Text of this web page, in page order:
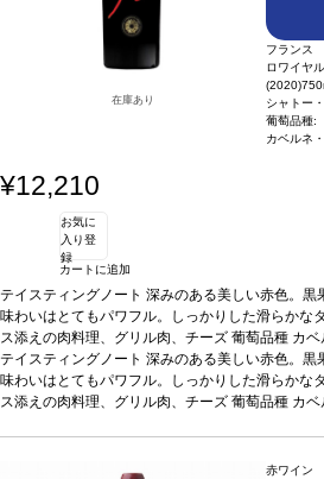
在庫あり
フランス
ロワイヤ
(2020)
シャトー
葡萄品種:
カベルネ
¥12,210
お気に
入り登
録
カートに追加
テイスティングノート 深みのある美しい赤色。黒
味わいはとてもパワフル。しっかりした滑らかな
ス添えの肉料理、グリル肉、チーズ 葡萄品種 カベ
テイスティングノート 深みのある美しい赤色。黒
味わいはとてもパワフル。しっかりした滑らかな
ス添えの肉料理、グリル肉、チーズ 葡萄品種 カベ
赤ワイン